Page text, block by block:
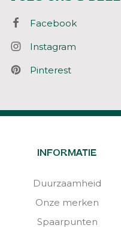
Facebook
Instagram
Pinterest
INFORMATIE
Duurzaamheid
Onze merken
Spaarpunten